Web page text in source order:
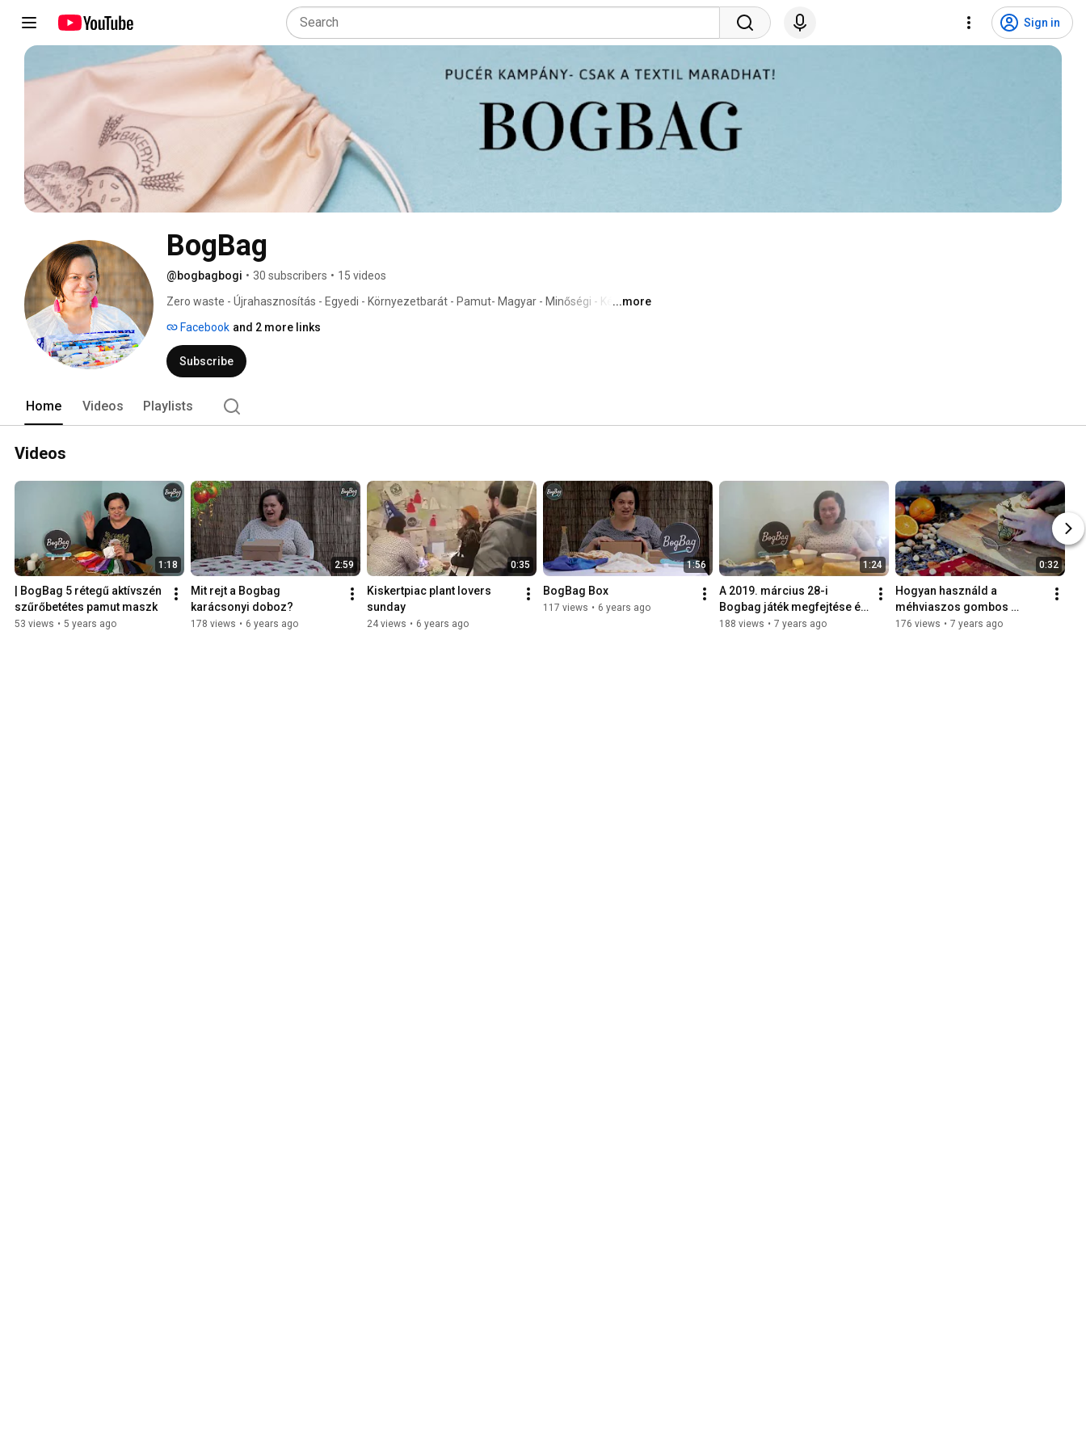
Sign in
BogBag
@bogbagbogi • 30 subscribers • 15 videos
Zero waste - Újrahasznosítás - Egyedi - Környezetbarát - Pamut- Magyar - Minőségi - Kézzel
...more
Facebook and 2 more links
Subscribe
Home Videos Playlists
Videos
1:18
| BogBag 5 rétegű aktívszén
szűrőbetétes pamut maszk
53 views • 5 years ago
2:59
Mit rejt a Bogbag
karácsonyi doboz?
178 views • 6 years ago
0:35
Kiskertpiac plant lovers
sunday
24 views • 6 years ago
1:56
BogBag Box
117 views • 6 years ago
1:24
A 2019. március 28-i
Bogbag játék megfejtése és
a nyertes sorsolása
188 views • 7 years ago
0:32
Hogyan használd a
méhviaszos gombos
Bogpackot?
176 views • 7 years ago